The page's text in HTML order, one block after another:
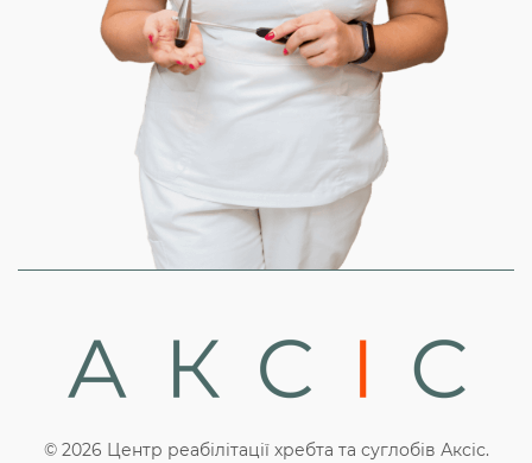
© 2026 Центр реабілітації хребта та суглобів Аксіс.